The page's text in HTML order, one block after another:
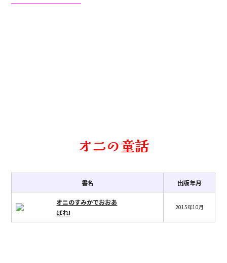
オニの童話
書名 出版年月
オニのすみかでおおあ
ばれ!
2015年10月